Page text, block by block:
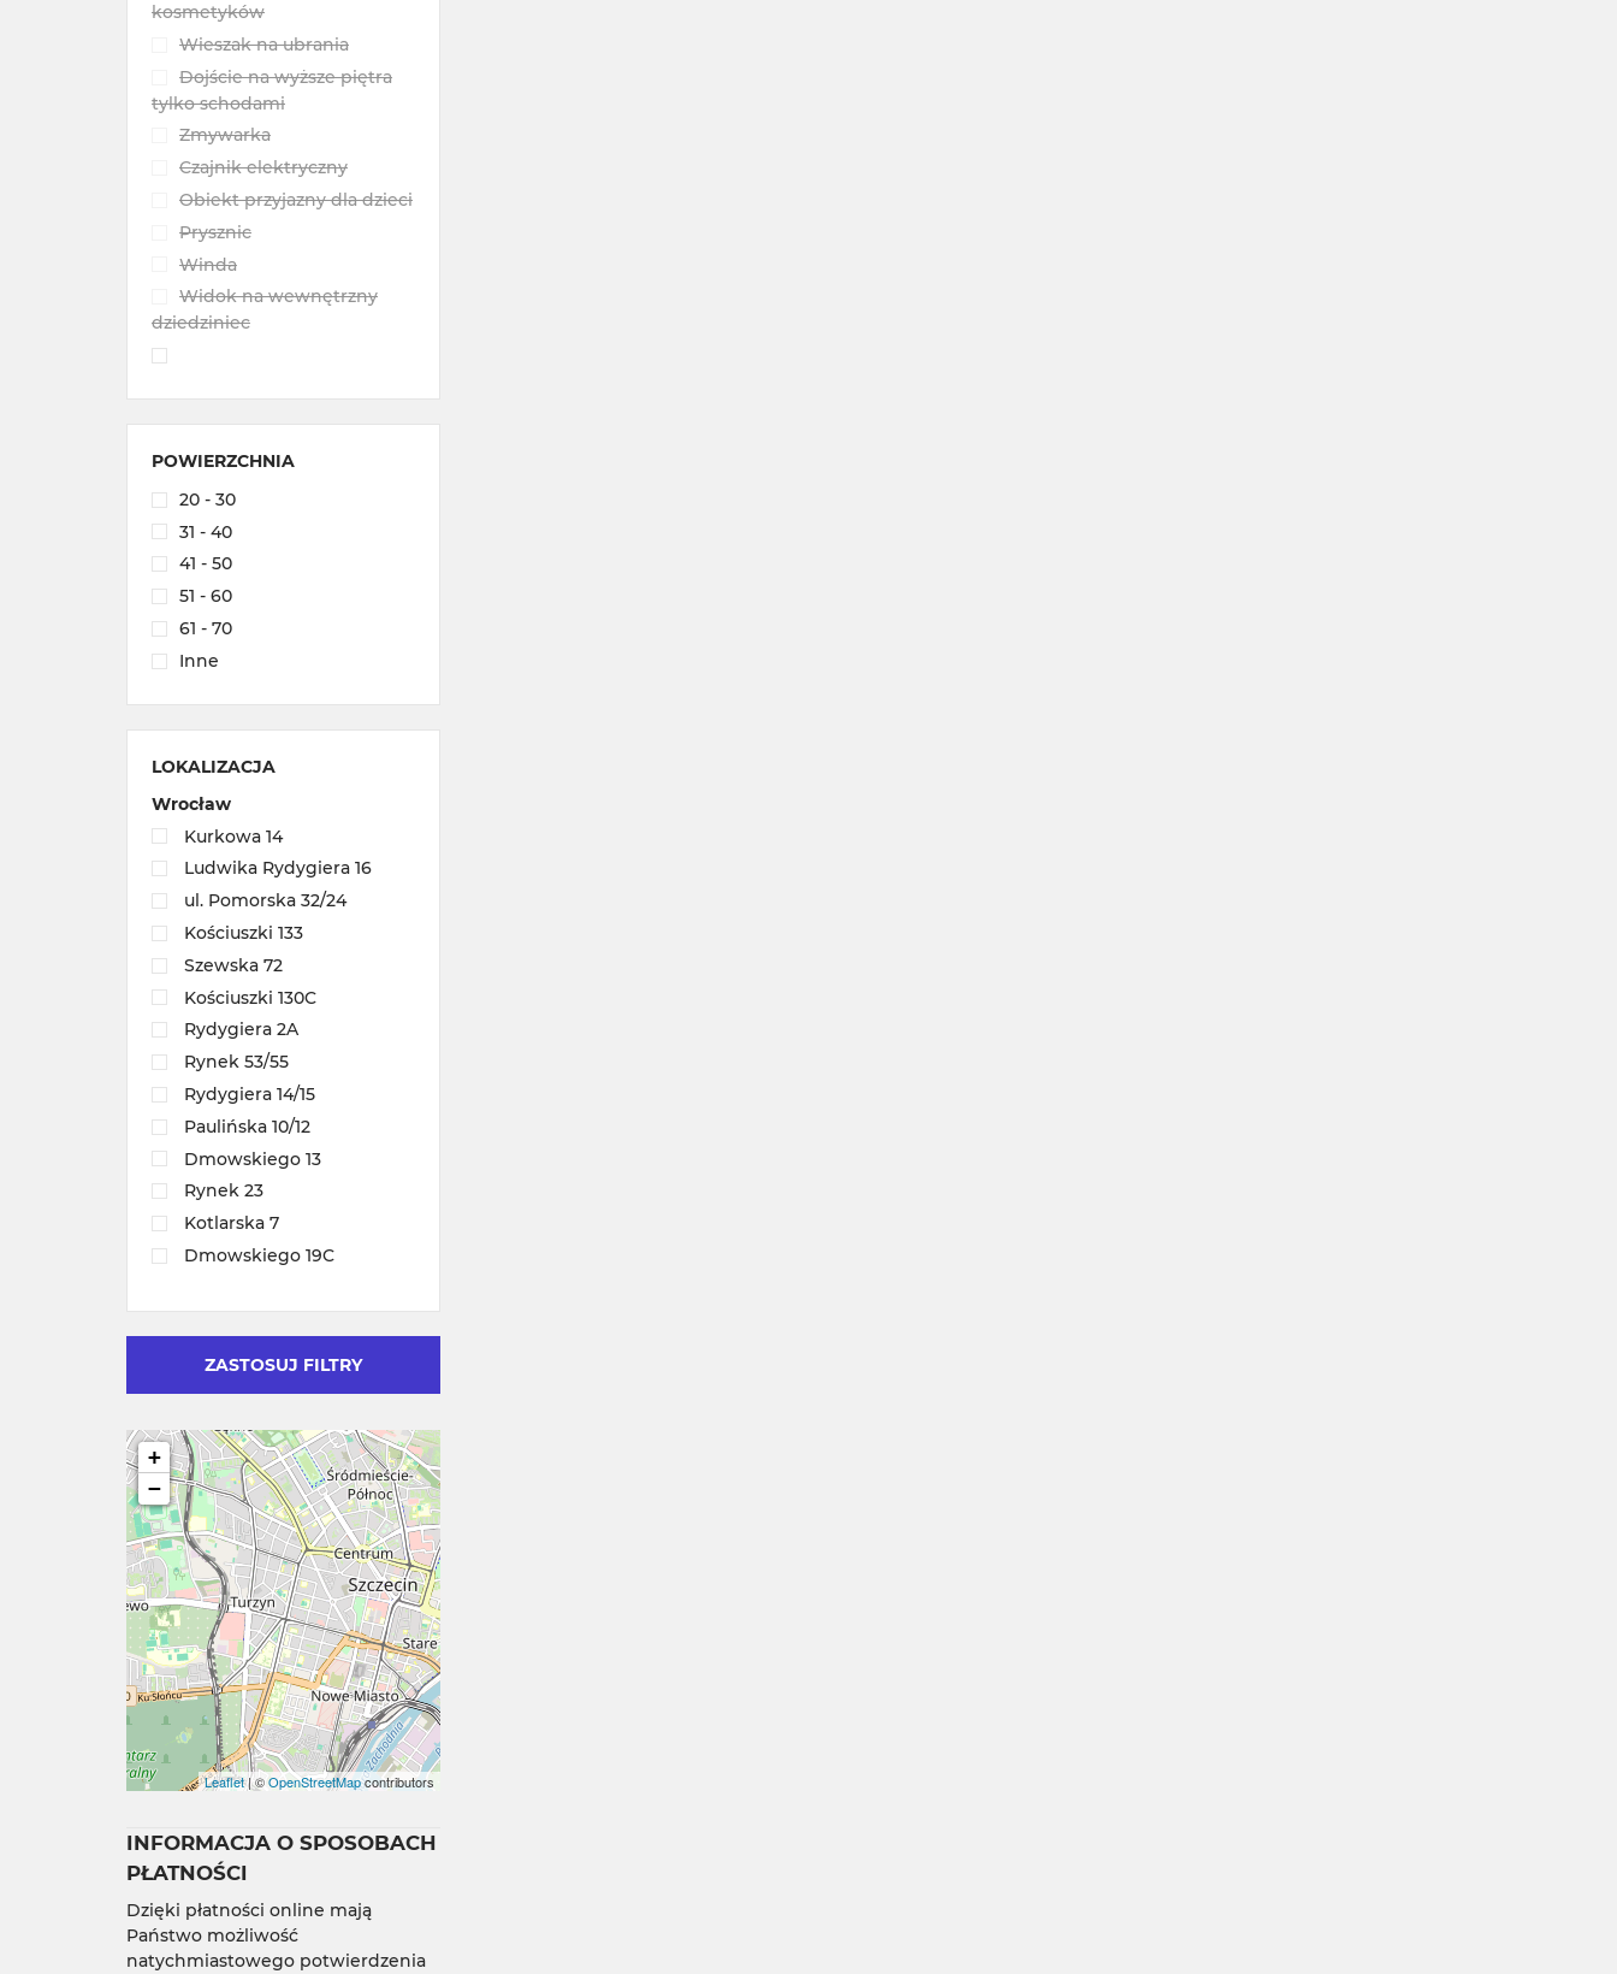
kosmetyków
Wieszak na ubrania
Dojście na wyższe piętra
tylko schodami
Zmywarka
Czajnik elektryczny
Obiekt przyjazny dla dzieci
Prysznic
Winda
Widok na wewnętrzny
dziedziniec
POWIERZCHNIA
20 - 30
31 - 40
41 - 50
51 - 60
61 - 70
Inne
LOKALIZACJA
Wrocław
Kurkowa 14
Ludwika Rydygiera 16
ul. Pomorska 32/24
Kościuszki 133
Szewska 72
Kościuszki 130C
Rydygiera 2A
Rynek 53/55
Rydygiera 14/15
Paulińska 10/12
Dmowskiego 13
Rynek 23
Kotlarska 7
Dmowskiego 19C
ZASTOSUJ FILTRY
+
−
Leaflet| ©OpenStreetMapcontributors
INFORMACJA O SPOSOBACH
PŁATNOŚCI
Dzięki płatności online mają
Państwo możliwość
natychmiastowego potwierdzenia